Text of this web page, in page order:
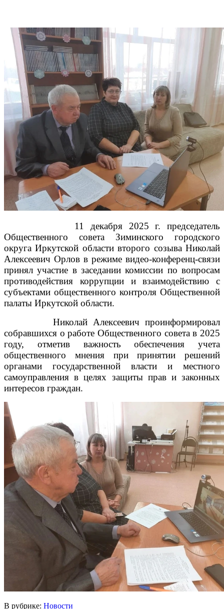
11 декабря 2025 г. председатель
Общественного совета Зиминского городского
округа Иркутской области второго созыва Николай
Алексеевич Орлов в режиме видео-конференц-связи
принял участие в заседании комиссии по вопросам
противодействия коррупции и взаимодействию с
субъектами общественного контроля Общественной
палаты Иркутской области.
Николай Алексеевич проинформировал
собравшихся о работе Общественного совета в 2025
году, отметив важность обеспечения учета
общественного мнения при принятии решений
органами государственной власти и местного
самоуправления в целях защиты прав и законных
интересов граждан.
В рубрике: Новости